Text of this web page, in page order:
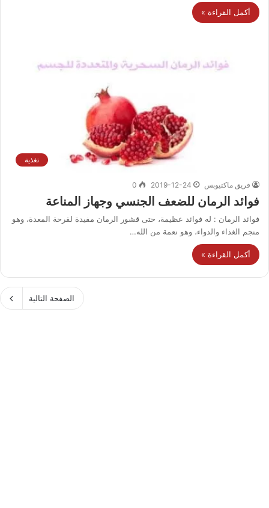
أكمل القراءة »
تغذية
فريق ماكتيوبس 2019-12-24
0
فوائد الرمان للضعف الجنسي وجهاز المناعة
فوائد الرمان : له فوائد عظيمة، حتى قشور الرمان مفيدة لقرحة المعدة، وهو
منجم الغذاء والدواء، وهو نعمة من الله…
أكمل القراءة »
الصفحة التالية